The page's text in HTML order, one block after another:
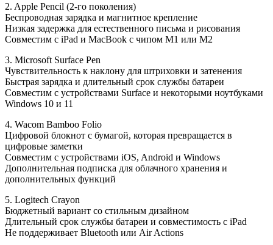
2. Apple Pencil (2-го поколения)
Беспроводная зарядка и магнитное крепление
Низкая задержка для естественного письма и рисования
Совместим с iPad и MacBook с чипом M1 или M2
3. Microsoft Surface Pen
Чувствительность к наклону для штриховки и затенения
Быстрая зарядка и длительный срок службы батареи
Совместим с устройствами Surface и некоторыми ноутбуками
Windows 10 и 11
4. Wacom Bamboo Folio
Цифровой блокнот с бумагой, которая превращается в
цифровые заметки
Совместим с устройствами iOS, Android и Windows
Дополнительная подписка для облачного хранения и
дополнительных функций
5. Logitech Crayon
Бюджетный вариант со стильным дизайном
Длительный срок службы батареи и совместимость с iPad
Не поддерживает Bluetooth или Air Actions